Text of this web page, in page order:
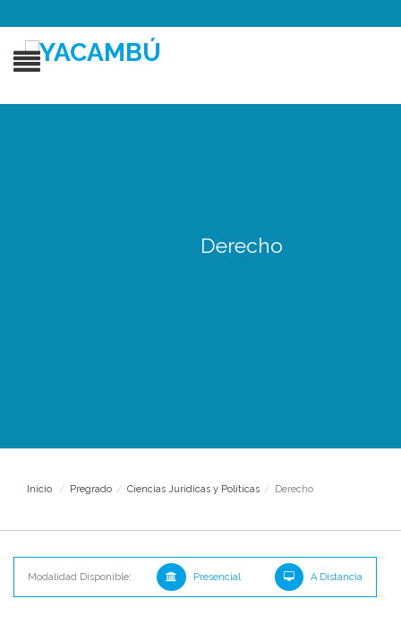
Derecho
Inicio / Pregrado / Ciencias Jurídicas y Políticas / Derecho
Modalidad Disponible: Presencial A Distancia